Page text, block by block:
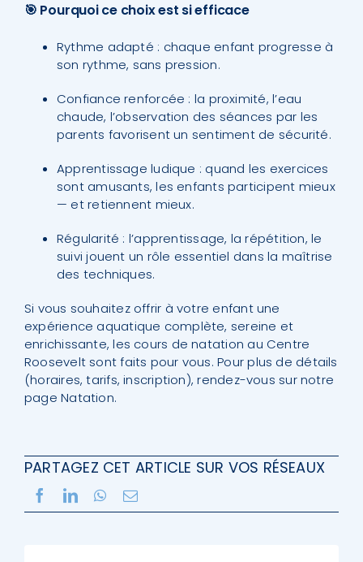
🎯 Pourquoi ce choix est si efficace
Rythme adapté : chaque enfant progresse à
son rythme, sans pression.
Confiance renforcée : la proximité, l’eau
chaude, l’observation des séances par les
parents favorisent un sentiment de sécurité.
Apprentissage ludique : quand les exercices
sont amusants, les enfants participent mieux
— et retiennent mieux.
Régularité : l’apprentissage, la répétition, le
suivi jouent un rôle essentiel dans la maîtrise
des techniques.
Si vous souhaitez offrir à votre enfant une
expérience aquatique complète, sereine et
enrichissante, les cours de natation au Centre
Roosevelt sont faits pour vous. Pour plus de détails
(horaires, tarifs, inscription), rendez-vous sur notre
pageNatation.
PARTAGEZ CET ARTICLE SUR VOS RÉSEAUX